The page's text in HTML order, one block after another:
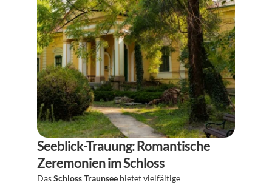
Seeblick-Trauung: Romantische
Zeremonien im Schloss
Das Schloss Traunsee bietet vielfältige